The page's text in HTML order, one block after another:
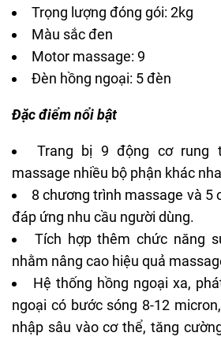
Trọng lượng đóng gói: 2kg
Màu sắc đen
Motor massage: 9
Đèn hồng ngoại: 5 đèn
Đặc điểm nổi bật
Trang bị 9 động cơ rung
massage nhiều bộ phận khác
8 chương trình massage và 5
đáp ứng nhu cầu người dùng.
Tích hợp thêm chức năng
nhằm nâng cao hiệu quả
Hệ thống hồng ngoại xa,
ngoại có bước sóng 8-12
nhập sâu vào cơ thể, tăng